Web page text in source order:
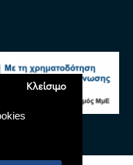
Κλείσιμο